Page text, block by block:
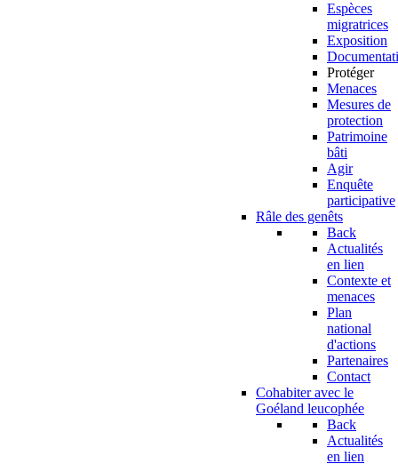
Espèces
migratrices
Exposition
Protéger
Menaces
Mesures de
protection
Patrimoine
bâti
Agir
Enquête
participative
Râle des genêts
Back
Actualités
en lien
Contexte et
menaces
Plan
national
d'actions
Partenaires
Contact
Cohabiter avec le
Goéland leucophée
Back
Actualités
en lien